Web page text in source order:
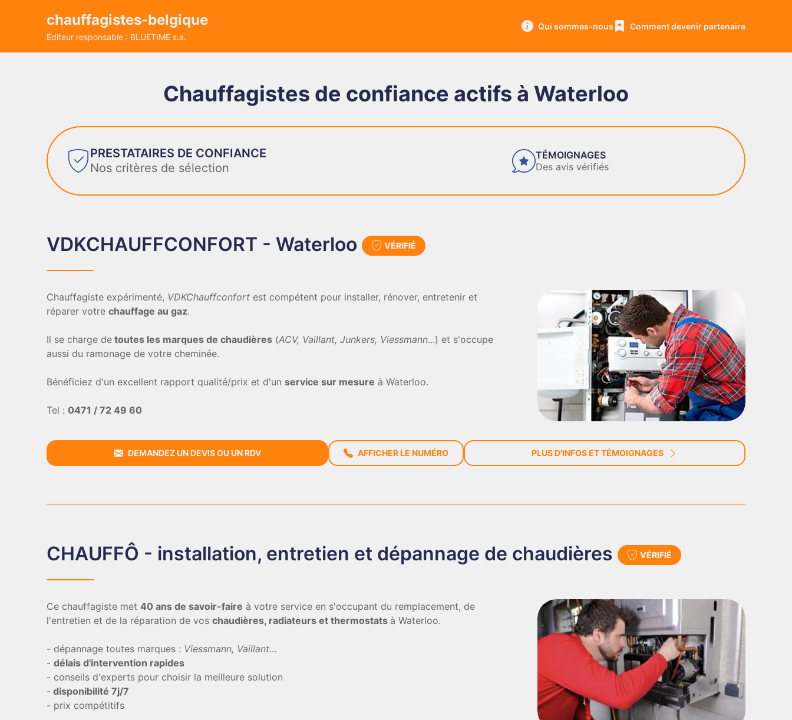
chauffagistes-belgique
Éditeur responsable : BLUETIME s.a.
Qui sommes-nous Comment devenir partenaire
Chauffagistes de confiance actifs à Waterloo
PRESTATAIRES DE CONFIANCE
Nos critères de sélection
TÉMOIGNAGES
Des avis vérifiés
VDKCHAUFFCONFORT - Waterloo VÉRIFIÉ
Chauffagiste expérimenté, VDKChauffconfort est compétent pour installer, rénover, entretenir et
réparer votrechauffage au gaz.
Il se charge de toutes les marques de chaudières (ACV, Vaillant, Junkers, Viessmann...) et s'occupe
aussi du ramonage de votre cheminée.
Bénéficiez d'un excellent rapport qualité/prix et d'unservice sur mesure à Waterloo.
Tel : 0471 / 72 49 60
DEMANDEZ UN DEVIS OU UN RDV AFFICHER LE NUMÉRO PLUS D'INFOS ET TÉMOIGNAGES
CHAUFFÔ - installation, entretien et dépannage de chaudières VÉRIFIÉ
Ce chauffagiste met40 ans de savoir-faire à votre service en s'occupant du remplacement, de
l'entretien et de la réparation de voschaudières, radiateurs et thermostats à Waterloo.
- dépannage toutes marques : Viessmann, Vaillant...
-délais d'intervention rapides
- conseils d'experts pour choisir la meilleure solution
- disponibilité 7j/7
- prix compétitifs